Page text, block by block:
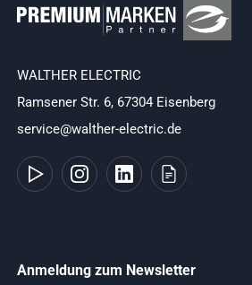
WALTHER ELECTRIC
Ramsener Str. 6, 67304 Eisenberg
service@walther-electric.de
Anmeldung zum Newsletter